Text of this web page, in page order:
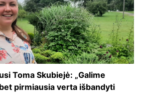
Toma Skubiejė: „Galime
pirmiausia verta išbandyti